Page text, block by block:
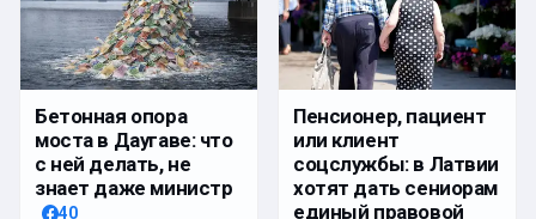
Бетонная опора
моста в Даугаве: что
с ней делать, не
знает даже министр
40
Пенсионер, пациент
или клиент
соцслужбы: в Латвии
хотят дать сениорам
единый правовой